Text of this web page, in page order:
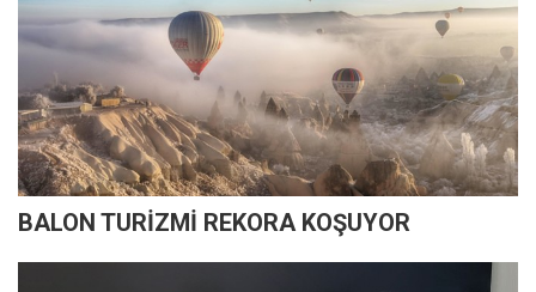
BALON TURİZMİ REKORA KOŞUYOR